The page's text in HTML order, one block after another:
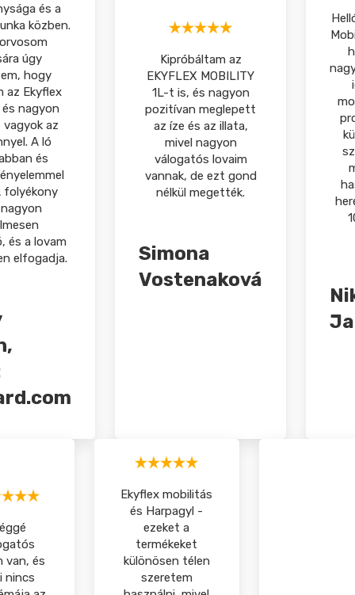
és a
közben.
úgy
hogy
az Ekyflex
nagyon
az
A ló
és
folyékony
és a lovam
elfogadja.
Kipróbáltam az
EKYFLEX MOBILITY
1L-t is, és nagyon
pozitívan meglepett
az íze és az illata,
mivel nagyon
válogatós lovaim
vannak, de ezt gond
nélkül megették.
Simona
Vostenaková
van, és
nincs
Ekyflex mobilitás
és Harpagyl -
ezeket a
termékeket
különösen télen
szeretem